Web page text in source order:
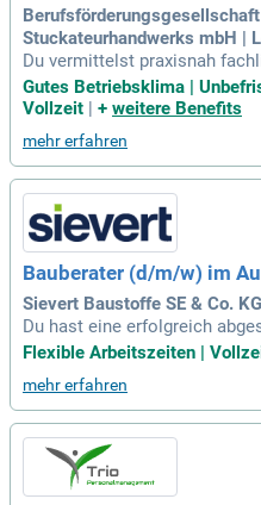
Stuckateurhandwerks mbH |
Du vermittelst praxisnah
es Know-how im
zubildende mit
uf ihrem Weg zu einer
Gutes Betriebsklima |
Vollzeit | + weitere Benefits
mehr erfahren
Bauberater (d/m/w) im
Sievert Baustoffe SE & Co.
Du hast eine erfolgreich
als Bautechniker (d/m/w),
lstudium im Bereich
uingenieurwesen absolviert
Flexible Arbeitszeiten |
mehr erfahren